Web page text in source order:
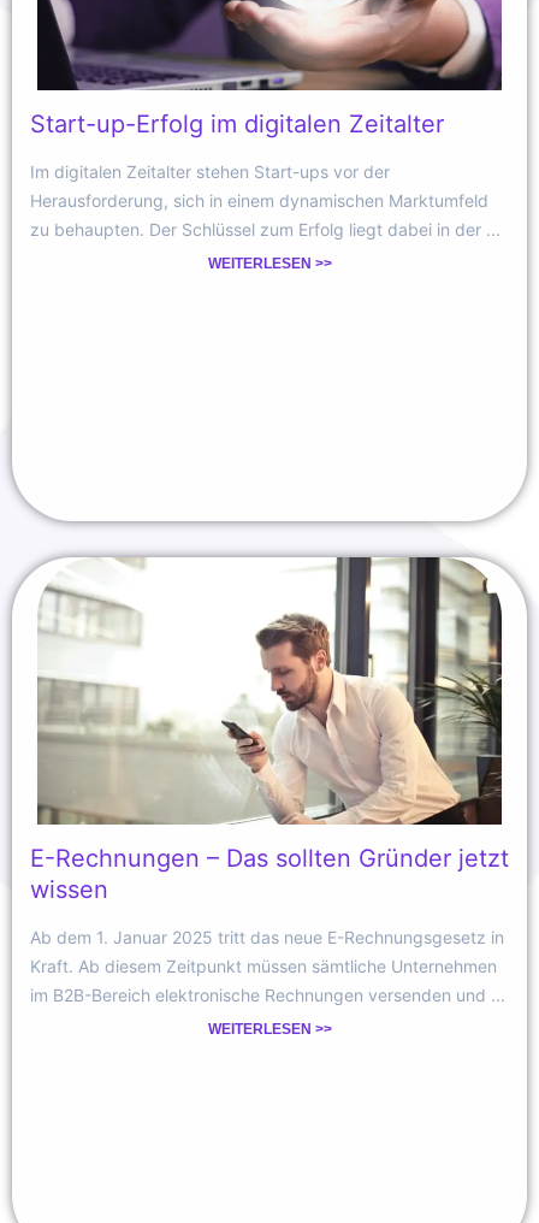
Start-up-Erfolg im digitalen Zeitalter
Im digitalen Zeitalter stehen Start-ups vor der
Herausforderung, sich in einem dynamischen Marktumfeld
zu behaupten. Der Schlüssel zum Erfolg liegt dabei in der ...
WEITERLESEN >>
E-Rechnungen – Das sollten Gründer jetzt
wissen
Ab dem 1. Januar 2025 tritt das neue E-Rechnungsgesetz in
Kraft. Ab diesem Zeitpunkt müssen sämtliche Unternehmen
im B2B-Bereich elektronische Rechnungen versenden und ...
WEITERLESEN >>